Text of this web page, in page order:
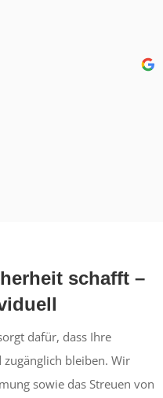
schafft –
dafür, dass Ihre
bleiben. Wir
sowie das Streuen von